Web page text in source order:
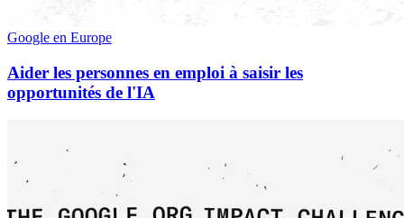
Google en Europe
Aider les personnes en emploi à saisir les
opportunités de l'IA